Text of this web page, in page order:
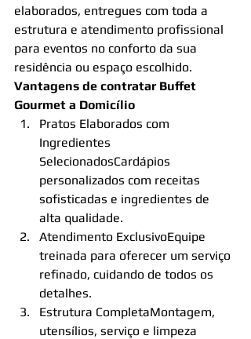
elaborados, entregues com toda a
estrutura e atendimento profissional
para eventos no conforto da sua
residência ou espaço escolhido.
Vantagens de contratar Buffet
Gourmet a Domicílio
Pratos Elaborados com
Ingredientes
SelecionadosCardápios
personalizados com receitas
sofisticadas e ingredientes de
alta qualidade.
Atendimento ExclusivoEquipe
treinada para oferecer um serviço
refinado, cuidando de todos os
detalhes.
Estrutura CompletaMontagem,
utensílios, serviço e limpeza